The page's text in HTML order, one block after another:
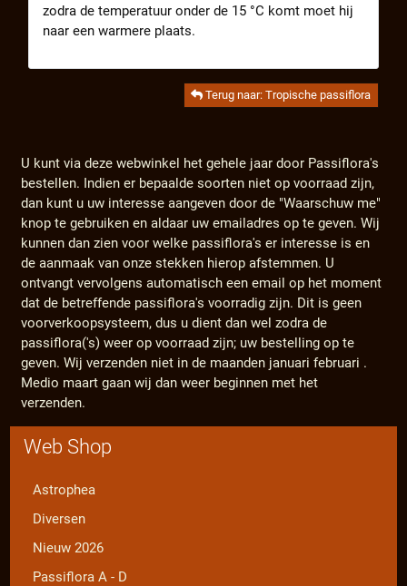
zodra de temperatuur onder de 15 °C komt moet hij
naar een warmere plaats.
Terug naar: Tropische passiflora
U kunt via deze webwinkel het gehele jaar door Passiflora's
bestellen. Indien er bepaalde soorten niet op voorraad zijn,
dan kunt u uw interesse aangeven door de "Waarschuw me"
knop te gebruiken en aldaar uw emailadres op te geven. Wij
kunnen dan zien voor welke passiflora's er interesse is en
de aanmaak van onze stekken hierop afstemmen. U
ontvangt vervolgens automatisch een email op het moment
dat de betreffende passiflora's voorradig zijn. Dit is geen
voorverkoopsysteem, dus u dient dan wel zodra de
passiflora('s) weer op voorraad zijn; uw bestelling op te
geven. Wij verzenden niet in de maanden januari februari .
Medio maart gaan wij dan weer beginnen met het
verzenden.
Web Shop
Astrophea
Diversen
Nieuw 2026
Passiflora A - D